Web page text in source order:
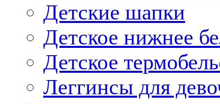
Детские шапки
Детское нижнее
Детское
Леггинсы для